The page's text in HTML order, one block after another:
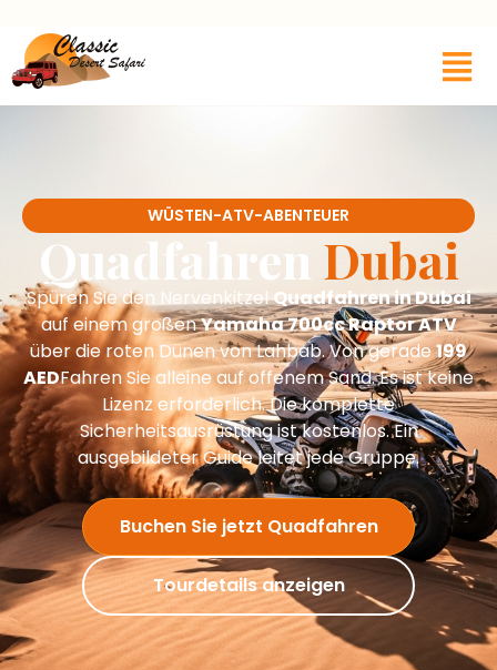
WÜSTEN-ATV-ABENTEUER
Quadfahren Dubai
Spüren Sie den NervenkitzelQuadfahren in Dubai
auf einem großenYamaha 700cc Raptor ATV
über die roten Dünen von Lahbab. Von gerade199
AEDFahren Sie alleine auf offenem Sand. Es ist keine
Lizenz erforderlich. Die komplette
Sicherheitsausrüstung ist kostenlos. Ein
ausgebildeter Guide leitet jede Gruppe.
Buchen Sie jetzt Quadfahren
Tourdetails anzeigen